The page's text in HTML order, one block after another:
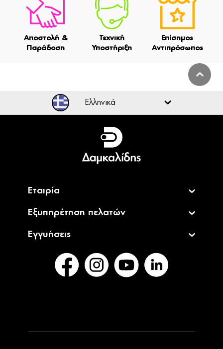
Αποστολή &
Παράδοση
Τεχνική
Υποστήριξη
Επίσημος
Αντιπρόσωπος
Ελληνικά
Ελληνικά
English
Εταιρία
Εξυπηρέτηση πελατών
Εγγυήσεις